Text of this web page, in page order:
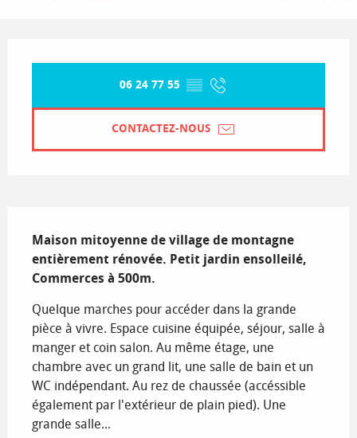
06 24 77 55 ▒▒
CONTACTEZ-NOUS
Maison mitoyenne de village de montagne
entièrement rénovée. Petit jardin ensolleilé,
Commerces à 500m.
Quelque marches pour accéder dans la grande
pièce à vivre. Espace cuisine équipée, séjour, salle à
manger et coin salon. Au même étage, une
chambre avec un grand lit, une salle de bain et un
WC indépendant. Au rez de chaussée (accéssible
également par l'extérieur de plain pied). Une
grande salle...